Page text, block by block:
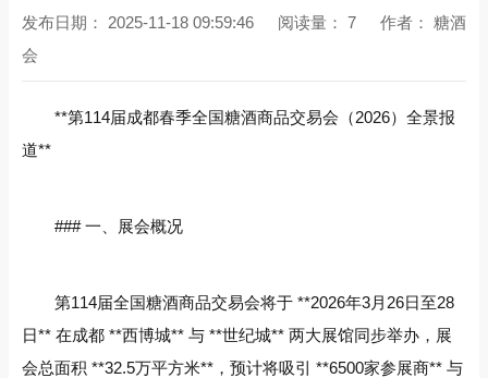
发布日期： 2025-11-18 09:59:46 阅读量： 7 作者： 糖酒
会
**第114届成都春季全国糖酒商品交易会（2026）全景报
道**
### 一、展会概况
第114届全国糖酒商品交易会将于 **2026年3月26日至28
日** 在成都 **西博城** 与 **世纪城** 两大展馆同步举办，展
会总面积 **32.5万平方米**，预计将吸引 **6500家参展商** 与